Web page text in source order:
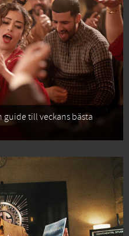
guide till veckans bästa